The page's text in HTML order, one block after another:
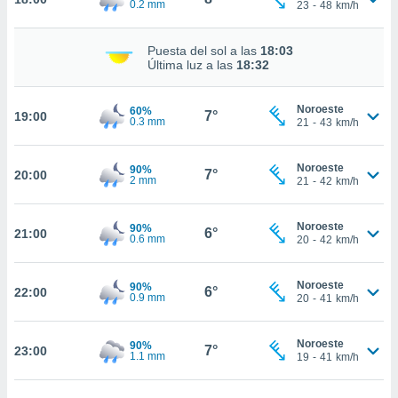
similares
como
IP
posible
en
Para
u
0.2 mm 23 - 48 km/h
Puesta del sol a las 18:03
Última luz a las 18:32
19:00
60%
0.3 mm
7°
Noroeste
21 - 43 km/h
20:00
90%
2 mm
7°
Noroeste
21 - 42 km/h
21:00
90%
0.6 mm
6°
Noroeste
20 - 42 km/h
22:00
90%
0.9 mm
6°
Noroeste
20 - 41 km/h
23:00
90%
1.1 mm
7°
Noroeste
19 - 41 km/h